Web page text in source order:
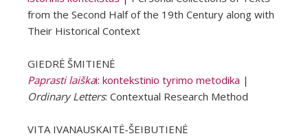
from the Second Half of the 19th Century along with
Their Historical Context
GIEDRĖ ŠMITIENĖ
Paprasti laiškai: kontekstinio tyrimo metodika |
Ordinary Letters: Contextual Research Method
VITA IVANAUSKAITĖ-ŠEIBUTIENĖ